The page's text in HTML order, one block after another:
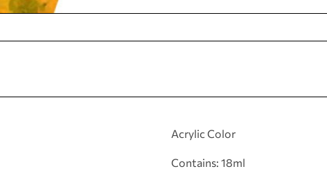
Acrylic Color
Contains: 18ml